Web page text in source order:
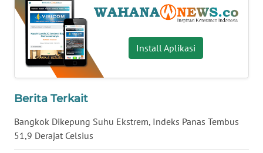
Install Aplikasi
Berita Terkait
Bangkok Dikepung Suhu Ekstrem, Indeks Panas Tembus
51,9 Derajat Celsius
WN
BABEL
WN
SUMBAR
WN